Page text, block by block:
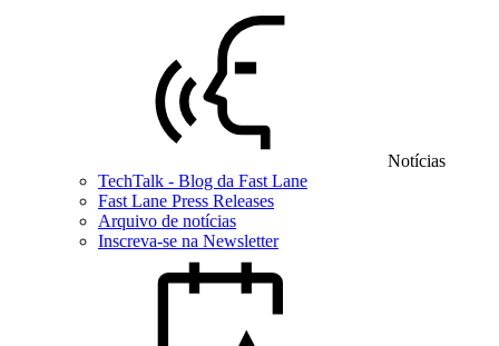
Notícias
TechTalk - Blog da Fast Lane
Fast Lane Press Releases
Arquivo de notícias
Inscreva-se na Newsletter